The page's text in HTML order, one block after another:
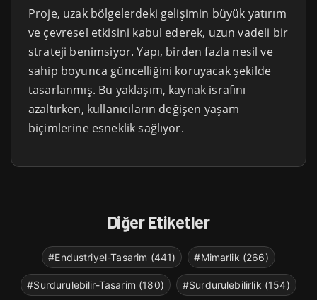
Proje, uzak bölgelerdeki gelişimin büyük yatırım
ve çevresel etkisini kabul ederek, uzun vadeli bir
strateji benimsiyor. Yapı, birden fazla nesil ve
sahip boyunca güncelliğini koruyacak şekilde
tasarlanmış. Bu yaklaşım, kaynak israfını
azaltırken, kullanıcıların değişen yaşam
biçimlerine esneklik sağlıyor.
Diğer Etiketler
#Endustriyel-Tasarim (441) #Mimarlik (266)
#Surdurulebilir-Tasarim (180) #Surdurulebilirlik (154)